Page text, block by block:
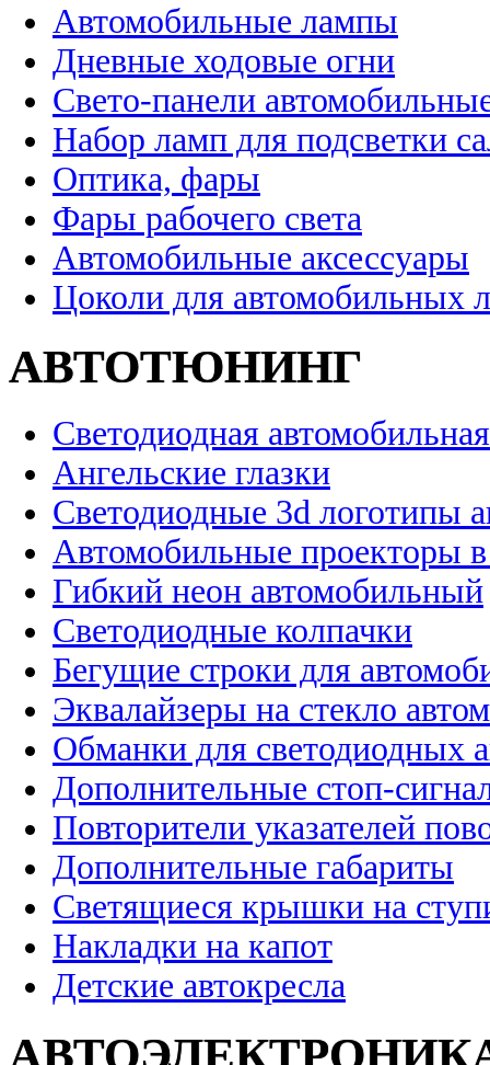
Автомобильные лампы
Дневные ходовые огни
Свето-панели
Набор ламп для подсветки
Оптика, фары
Фары рабочего света
Автомобильные аксессуары
Цоколи для автомобильных
АВТОТЮНИНГ
Светодиодная
Ангельские глазки
Светодиодные 3d логотипы
Автомобильные проекторы
Гибкий неон автомобильный
Светодиодные колпачки
Бегущие строки для
Эквалайзеры на стекло
Обманки для светодиодных
Дополнительные стоп-
Повторители указателей
Дополнительные габариты
Светящиеся крышки на
Накладки на капот
Детские автокресла